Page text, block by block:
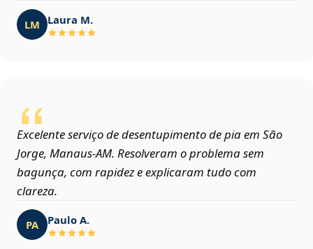
LM Laura M.
Excelente serviço de desentupimento de pia em São
Jorge, Manaus‑AM. Resolveram o problema sem
bagunça, com rapidez e explicaram tudo com
clareza.
PA Paulo A.